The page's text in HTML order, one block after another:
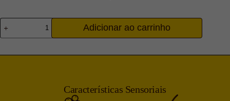
Adicionar ao carrinho
Características Sensoriais